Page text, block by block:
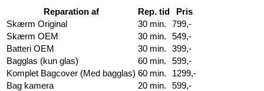
Reparation af Rep. tid
Pris
Skærm Original
30 min.
799,-
Skærm OEM
30 min.
549,-
Batteri OEM
30 min.
399,-
Bagglas (kun glas)
60 min.
599,-
Komplet Bagcover (Med bagglas) 60 min.
1299,-
Bag kamera
20 min.
599,-